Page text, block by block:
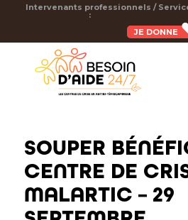
Intervenants professionnels /
:
JE DONNE
SOUPER
CENTRE DE
MALARTIC – 29